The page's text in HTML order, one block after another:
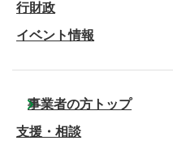
行財政
イベント情報
事業者の方トップ
支援・相談